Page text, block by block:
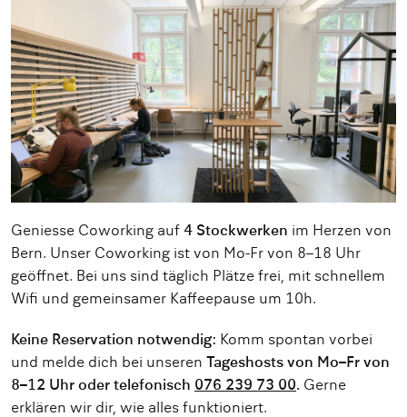
Geniesse Coworking auf 4 Stockwerken im Herzen von
Bern. Unser Coworking ist von Mo-Fr von 8–18 Uhr
geöffnet. Bei uns sind täglich Plätze frei, mit schnellem
Wifi und gemeinsamer Kaffeepause um 10h.
Keine Reservation notwendig: Komm spontan vorbei
und melde dich bei unseren
Tageshosts von Mo–Fr von
8–12 Uhr oder telefonisch 076 239 73 00. Gerne
erklären wir dir, wie alles funktioniert.